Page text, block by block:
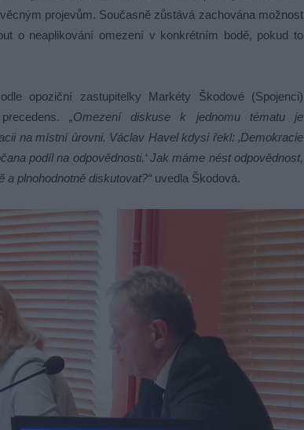
projevům. Současně zůstává zachována možnost
o neaplikování omezení v konkrétním bodě, pokud to
opoziční zastupitelky Markéty Škodové (Spojenci)
„Omezení diskuse k jednomu tématu je
na místní úrovni. Václav Havel kdysi řekl: ‚Demokracie
podíl na odpovědnosti.‘ Jak máme nést odpovědnost,
plnohodnotně diskutovat?“ uvedla Škodová.